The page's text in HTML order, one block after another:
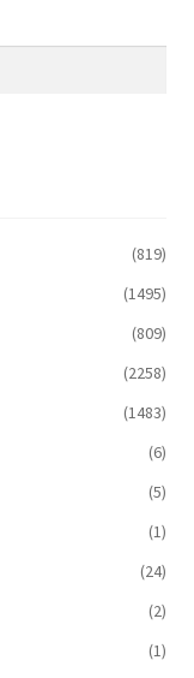
(819)
(1495)
(809)
(2258)
(1483)
(6)
(5)
(1)
(24)
(2)
(1)